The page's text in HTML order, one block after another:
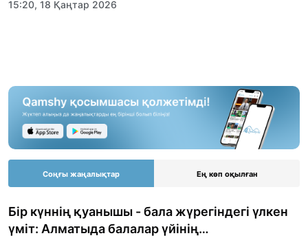
15:20, 18 Қаңтар 2026
Соңғы жаңалықтар Ең көп оқылған
Бір күннің қуанышы - бала жүрегіндегі үлкен
үміт: Алматыда балалар үйінің